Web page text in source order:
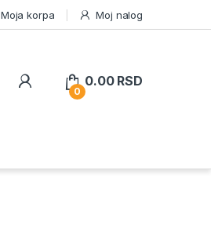
Moja korpa Moj nalog
0
0.00 RSD